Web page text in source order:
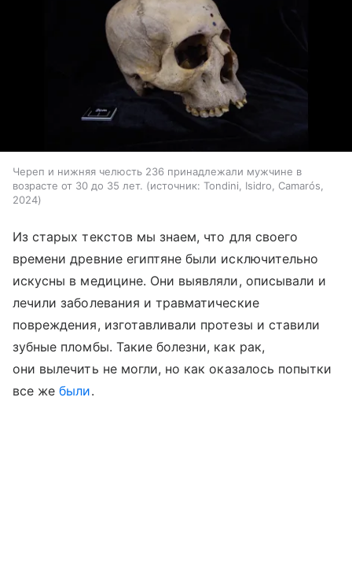
Череп и нижняя челюсть 236 принадлежали мужчине в
возрасте от 30 до 35 лет.
источник: Tondini, Isidro, Camarós,
2024
Из старых текстов мы знаем, что для своего
времени древние египтяне были исключительно
искусны в медицине. Они выявляли, описывали и
лечили заболевания и травматические
повреждения, изготавливали протезы и ставили
зубные пломбы. Такие болезни, как рак,
они вылечить не могли, но как оказалось попытки
все жебыли.